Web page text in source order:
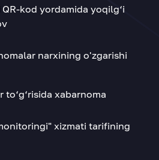
kod yordamida yoqilg‘i
narxining o'zgarishi
to‘g‘risida xabarnoma
xizmati tarifining